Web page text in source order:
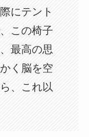
にテント
この椅子
最高の思
く脳を空
、これ以